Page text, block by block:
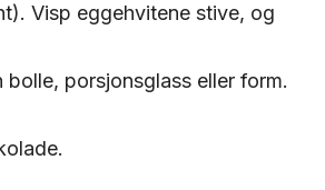
Visp eggehvitene stive, og
porsjonsglass eller form.